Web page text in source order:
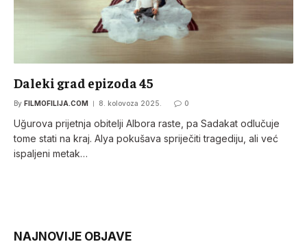
Daleki grad epizoda 45
By FILMOFILIJA.COM 8. kolovoza 2025. 0
Uğurova prijetnja obitelji Albora raste, pa Sadakat odlučuje
tome stati na kraj. Alya pokušava spriječiti tragediju, ali već
ispaljeni metak…
NAJNOVIJE OBJAVE